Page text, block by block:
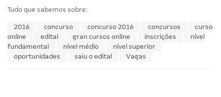
Tudo que sabemos sobre:
2016 concurso concurso 2016 concursos
curso
online
edital gran cursos online inscrições
nível
fundamental
nível médio
nível superior
oportunidades
saiu o edital Vagas